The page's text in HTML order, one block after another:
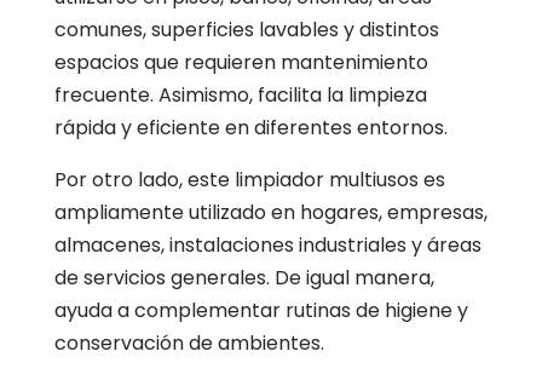
comunes, superficies lavables y distintos
espacios que requieren mantenimiento
frecuente. Asimismo, facilita la limpieza
rápida y eficiente en diferentes entornos.
Por otro lado, este limpiador multiusos es
ampliamente utilizado en hogares, empresas,
almacenes, instalaciones industriales y áreas
de servicios generales. De igual manera,
ayuda a complementar rutinas de higiene y
conservación de ambientes.